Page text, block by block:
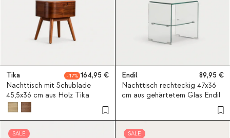
Tika 17
164,95
Nachttisch mit Schublade
45,5x36 cm aus Holz Tika
Endil
89,95
Nachttisch rechteckig 47x36
cm aus gehärtetem Glas Endil
SALE SALE